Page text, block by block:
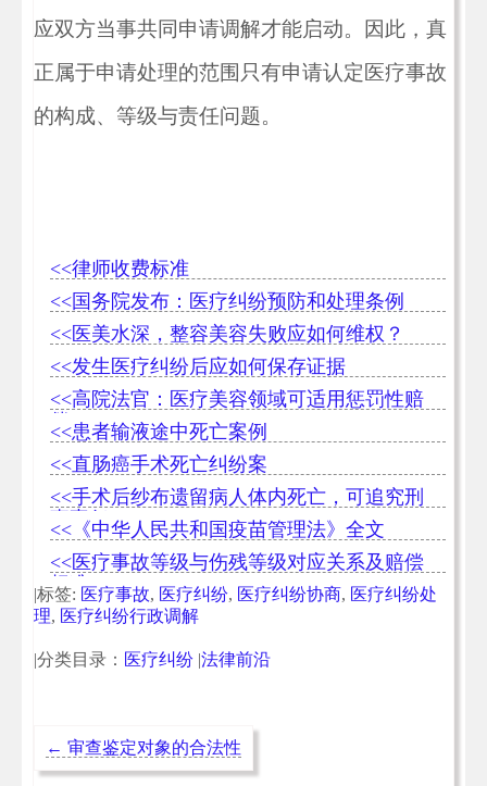
应双方当事共同申请调解才能启动。因此，真
正属于申请处理的范围只有申请认定医疗事故
的构成、等级与责任问题。
<<律师收费标准
<<国务院发布：医疗纠纷预防和处理条例
<<医美水深，整容美容失败应如何维权？
<<发生医疗纠纷后应如何保存证据
<<高院法官：医疗美容领域可适用惩罚性赔
<<患者输液途中死亡案例
<<直肠癌手术死亡纠纷案
<<手术后纱布遗留病人体内死亡，可追究刑
事责任
<<《中华人民共和国疫苗管理法》全文
<<医疗事故等级与伤残等级对应关系及赔偿
标准
|标签: 医疗事故, 医疗纠纷, 医疗纠纷协商, 医疗纠纷处
理, 医疗纠纷行政调解
|分类目录： 医疗纠纷 |法律前沿
← 审查鉴定对象的合法性